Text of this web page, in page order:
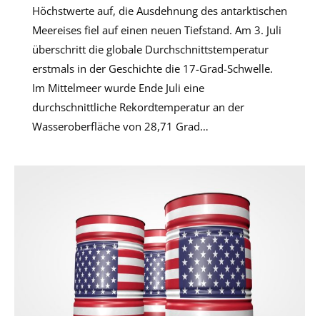
Höchstwerte auf, die Ausdehnung des antarktischen
Meereises fiel auf einen neuen Tiefstand. Am 3. Juli
überschritt die globale Durchschnittstemperatur
erstmals in der Geschichte die 17-Grad-Schwelle.
Im Mittelmeer wurde Ende Juli eine
durchschnittliche Rekordtemperatur an der
Wasseroberfläche von 28,71 Grad…